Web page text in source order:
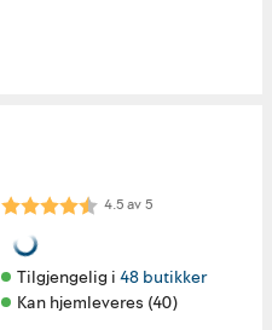
Karakter: 4.5 av 5 mulige
4.5av5
Tilgjengelig i 48 butikker
Kan hjemleveres (40)